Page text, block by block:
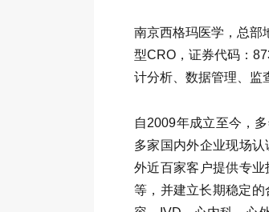
南京西格玛医学，总部
型CRO，证券代码：
计分析、数据管理、监
自2009年成立至今，
多家国内外企业现场
外近百家客户提供专
等，并建立长期稳定